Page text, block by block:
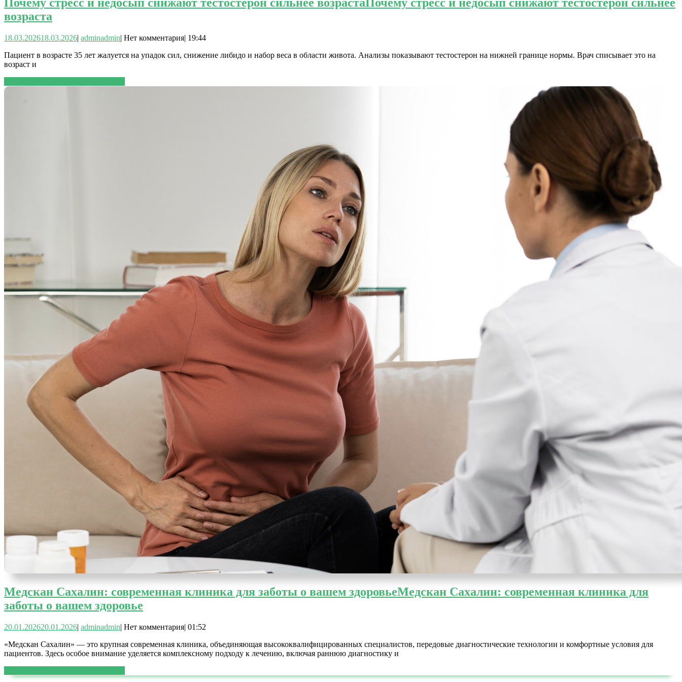
возраста
18.03.202618.03.2026| adminadmin| Нет комментария| 19:44
Пациент в возрасте 35 лет жалуется на упадок сил, снижение либидо и набор веса в области живота. Анализы показывают тестостерон на нижней границе нормы. Врач списывает это на
возраст и
Медскан Сахалин: современная клиника для заботы о вашем здоровьеМедскан Сахалин: современная клиника для
заботы о вашем здоровье
20.01.202620.01.2026| adminadmin| Нет комментария| 01:52
«Медскан Сахалин» — это крупная современная клиника, объединяющая высококвалифицированных специалистов, передовые диагностические технологии и комфортные условия для
пациентов. Здесь особое внимание уделяется комплексному подходу к лечению, включая раннюю диагностику и